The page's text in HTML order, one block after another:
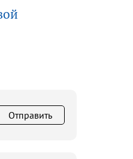
Отправить